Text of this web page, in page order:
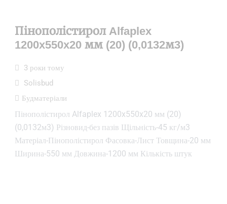
Пінополістирол Alfaplex
1200x550x20 мм (20) (0,0132м3)
3 роки тому
Solisbud
Будматеріали
Пінополістирол Alfaplex 1200x550x20 мм (20)
(0,0132м3) Різновид-без пазів Щільність-45 кг/м3
Матеріал-Пінополістирол Фасовка-Лист Товщина-20 мм
Ширина-550 мм Довжина-1200 мм Кількість штук